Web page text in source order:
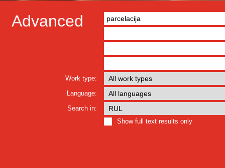
Advanced
Work type:
Language:
Search in:
Show full text results only